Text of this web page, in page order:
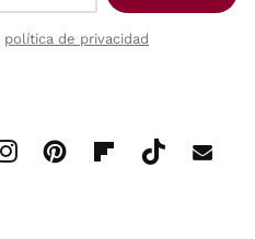
política de privacidad